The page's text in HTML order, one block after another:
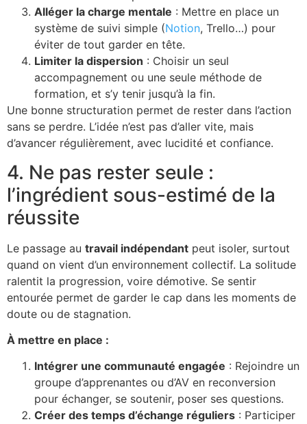
Alléger la charge mentale : Mettre en place un
système de suivi simple (Notion, Trello…) pour
éviter de tout garder en tête.
Limiter la dispersion : Choisir un seul
accompagnement ou une seule méthode de
formation, et s’y tenir jusqu’à la fin.
Une bonne structuration permet de rester dans l’action
sans se perdre. L’idée n’est pas d’aller vite, mais
d’avancer régulièrement, avec lucidité et confiance.
4. Ne pas rester seule :
l’ingrédient sous-estimé de la
réussite
Le passage au travail indépendant peut isoler, surtout
quand on vient d’un environnement collectif. La solitude
ralentit la progression, voire démotive. Se sentir
entourée permet de garder le cap dans les moments de
doute ou de stagnation.
À mettre en place :
Intégrer une communauté engagée : Rejoindre un
groupe d’apprenantes ou d’AV en reconversion
pour échanger, se soutenir, poser ses questions.
Créer des temps d’échange réguliers : Participer